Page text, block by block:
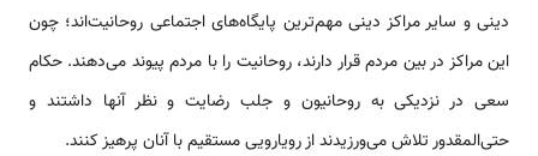
دینی و سایر مراکز دینی مهم‌ترین پایگاه‌های اجتماعی روحانیت‌اند؛ چون
این مراکز در بین مردم قرار دارند، روحانیت را با مردم پیوند می‌دهند. حکام
سعی در نزدیکی به روحانیون و جلب رضایت و نظر آنها داشتند و
حتی‌المقدور تلاش می‌ورزیدند از رویارویی مستقیم با آنان پرهیز کنند.